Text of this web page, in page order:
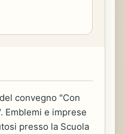
convegno "Con
Emblemi e imprese
presso la Scuola